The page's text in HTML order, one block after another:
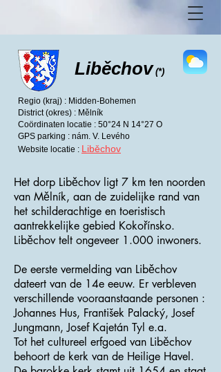
Liběchov(*)
Regio (kraj) : Midden-Bohemen
District (okres) : Mělník
Coördinaten locatie : 50°24 N 14°27 O
GPS parking : nám. V. Levého
Website locatie : Liběchov
Het dorp Liběchov ligt 7 km ten noorden
van Mělník, aan de zuidelijke rand van
het schilderachtige en toeristisch
aantrekkelijke gebied Kokořínsko.
Liběchov telt ongeveer 1.000 inwoners.
De eerste vermelding van Liběchov
dateert van de 14e eeuw. Er verbleven
verschillende vooraanstaande personen :
Johannes Hus, František Palacký, Josef
Jungmann, Josef Kajetán Tyl e.a.
Tot het cultureel erfgoed van Liběchov
behoort de kerk van de Heilige Havel.